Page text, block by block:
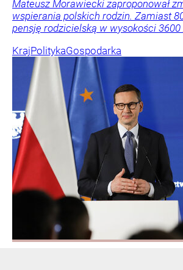
Mateusz Morawiecki zaproponował
wspierania polskich rodzin. Zamiast
pensję rodzicielską w wysokości 3600
KrajPolitykaGospodarka